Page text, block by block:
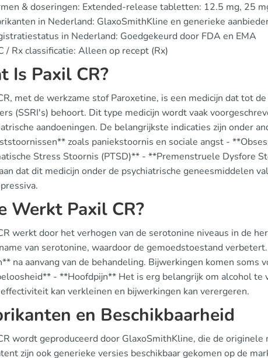
& doseringen: Extended-release tabletten: 12.5 mg, 25
in Nederland: GlaxoSmithKline en generieke
in Nederland: Goedgekeurd door FDA en EMA
/ Rx classificatie: Alleen op recept (Rx)
Is Paxil CR?
met de werkzame stof Paroxetine, is een medicijn dat tot
(SSRI's) behoort. Dit type medicijn wordt vaak
aandoeningen. De belangrijkste indicaties zijn onder
zoals paniekstoornis en sociale angst -
Stress Stoornis (PTSD)** - **Premenstruele Dysfore
dat dit medicijn onder de psychiatrische geneesmiddelen
Werkt Paxil CR?
werkt door het verhogen van de serotonine niveaus in de
van serotonine, waardoor de gemoedstoestand
na aanvang van de behandeling. Bijwerkingen komen soms
- **Hoofdpijn** Het is erg belangrijk om alcohol te
kan verkleinen en bijwerkingen kan verergeren.
en Beschikbaarheid
wordt geproduceerd door GlaxoSmithKline, die de
zijn ook generieke versies beschikbaar gekomen op de